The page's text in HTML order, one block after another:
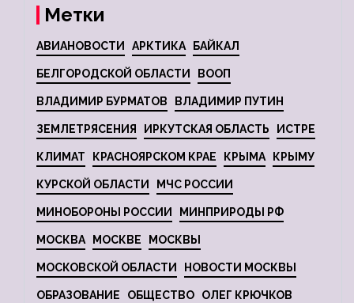
Метки
АВИАНОВОСТИ АРКТИКА БАЙКАЛ
БЕЛГОРОДСКОЙ ОБЛАСТИ ВООП
ВЛАДИМИР БУРМАТОВ ВЛАДИМИР ПУТИН
ЗЕМЛЕТРЯСЕНИЯ ИРКУТСКАЯ ОБЛАСТЬ ИСТРЕ
КЛИМАТ КРАСНОЯРСКОМ КРАЕ КРЫМА КРЫМУ
КУРСКОЙ ОБЛАСТИ МЧС РОССИИ
МИНОБОРОНЫ РОССИИ МИНПРИРОДЫ РФ
МОСКВА МОСКВЕ МОСКВЫ
МОСКОВСКОЙ ОБЛАСТИ НОВОСТИ МОСКВЫ
ОБРАЗОВАНИЕ ОБЩЕСТВО ОЛЕГ КРЮЧКОВ